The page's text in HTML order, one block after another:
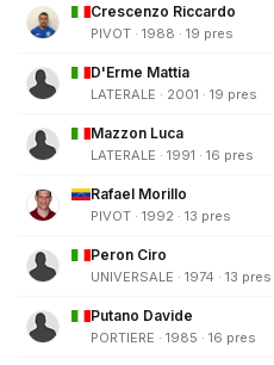
Crescenzo Riccardo
PIVOT · 1988 · 19 pres
D'Erme Mattia
LATERALE · 2001 · 19 pres
Mazzon Luca
LATERALE · 1991 · 16 pres
Rafael Morillo
PIVOT · 1992 · 13 pres
Peron Ciro
UNIVERSALE · 1974 · 13 pres
Putano Davide
PORTIERE · 1985 · 16 pres